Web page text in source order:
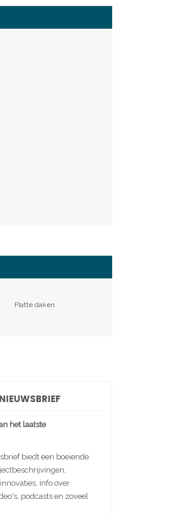
Platte daken
het laatste
biedt een boeiende
info over
podcasts en zoveel